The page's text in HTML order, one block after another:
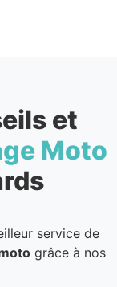
et
Moto
service de
grâce à nos